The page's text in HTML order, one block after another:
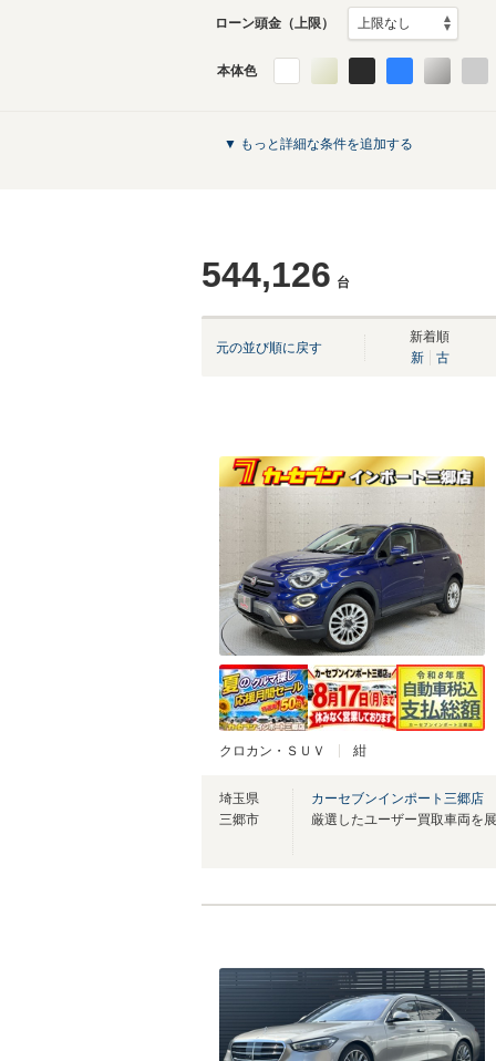
ローン頭金（上限）
本体色
▼ もっと詳細な条件を追加する
544,126 台
元の並び順に戻す
新着順
新
古
クロカン・ＳＵＶ 紺
埼玉県
三郷市
カーセブンインポート三郷店